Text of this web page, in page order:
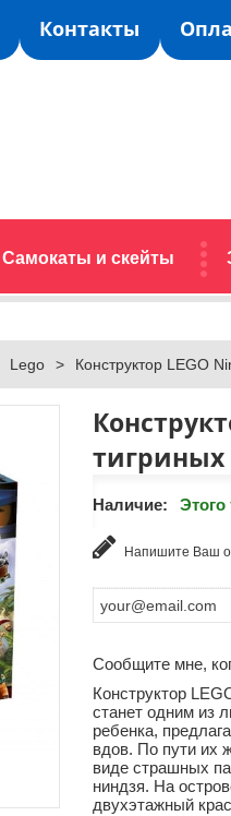
Контакты
Самокаты и скейты
Lego > Конструктор LEGO
тигриных
Наличие: Этого
Напишите Ваш
Сообщите мне,
Конструктор
станет одним из
ребенка,
вдов. По пути их
виде страшных
ниндзя. На
двухэтажный